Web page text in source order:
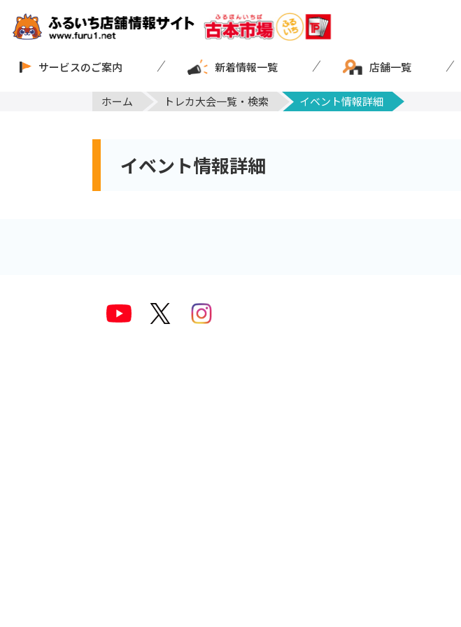
サービスのご案内 新着情報一覧 店舗一覧
ホーム トレカ大会一覧・検索 イベント情報詳細
イベント情報詳細